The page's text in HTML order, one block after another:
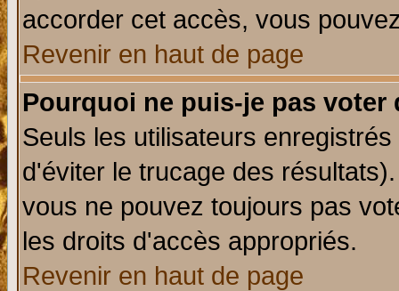
accorder cet accès, vous
Revenir en haut de page
Pourquoi ne puis-je pas voter
Seuls les utilisateurs
d'éviter le trucage des
vous ne pouvez toujours pas
les droits d'accès appropriés.
Revenir en haut de page